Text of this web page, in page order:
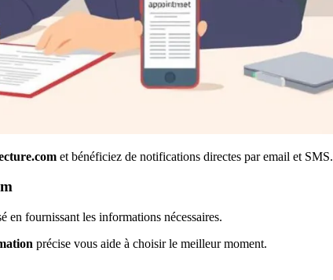
et bénéficiez de notifications directes par email et SMS.
en fournissant les informations nécessaires.
précise vous aide à choisir le meilleur moment.